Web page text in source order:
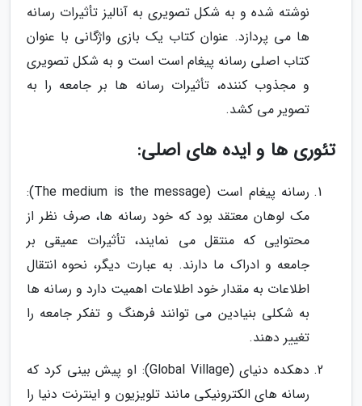
نوشته شده و به شکل تصویری به آنالیز تأثیرات رسانه
ها می پردازد. عنوان کتاب یک بازی واژگانی با عنوان
کتاب اصلی رسانه پیغام است است و به شکل تصویری
و مجذوب کننده، تأثیرات رسانه ها بر جامعه را به
تصویر می کشد.
تئوری ها و ایده های اصلی:
رسانه پیغام است (The medium is the message):
مک لوهان معتقد بود که خود رسانه ها، صرف نظر از
محتوایی که منتقل می نمایند، تأثیرات عمیقی بر
جامعه و ادراک ما دارند. به عبارت دیگر، نحوه انتقال
اطلاعات به مقدار خود اطلاعات اهمیت دارد و رسانه ها
به شکلی بنیادین می توانند فرهنگ و تفکر جامعه را
تغییر دهند.
دهکده دنیای (Global Village): او پیش بینی کرد که
رسانه های الکترونیکی مانند تلویزیون و اینترنت دنیا را